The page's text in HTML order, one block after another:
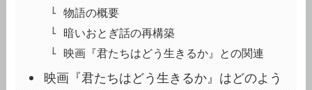
物語の概要
暗いおとぎ話の再構築
映画『君たちはどう生きるか』との関連
映画『君たちはどう生きるか』はどのよう